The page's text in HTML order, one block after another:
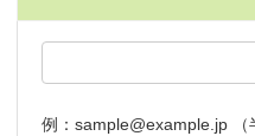
例：sample@example.jp （